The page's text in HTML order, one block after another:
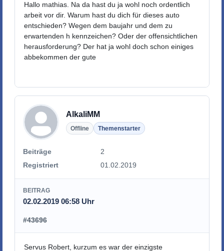
Hallo mathias. Na da hast du ja wohl noch ordentlich
arbeit vor dir. Warum hast du dich für dieses auto
entschieden? Wegen dem baujahr und dem zu
erwartenden h kennzeichen? Oder der offensichtlichen
herausforderung? Der hat ja wohl doch schon einiges
abbekommen der gute
AlkaliMM
Offline Themenstarter
Beiträge
2
Registriert
01.02.2019
BEITRAG
02.02.2019 06:58 Uhr
#43696
Servus Robert, kurzum es war der einzigste